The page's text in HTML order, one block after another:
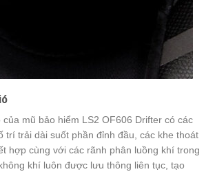
của mũ bảo hiểm LS2 OF606 Drifter có các
trí trải dài suốt phần đỉnh đầu, các khe thoát
hợp cùng với các rãnh phân luồng khí trong
khí luôn được lưu thông liên tục, tạo